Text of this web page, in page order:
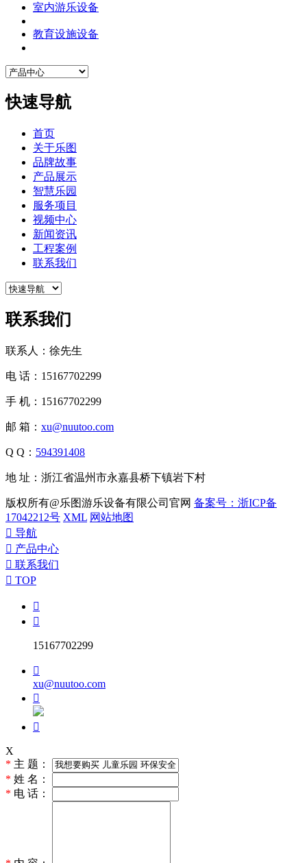
室内游乐设备
教育设施设备
快速导航
首页
关于乐图
品牌故事
产品展示
智慧乐园
服务项目
视频中心
新闻资讯
工程案例
联系我们
联系我们
联系人：徐先生
电 话：15167702299
手 机：15167702299
邮 箱： xu@nuutoo.com
Q Q： 594391408
地 址：浙江省温州市永嘉县桥下镇岩下村
版权所有@乐图游乐设备有限公司官网 备案号：浙ICP备
17042212号 XML 网站地图
 导航
 产品中心
 联系我们
 TOP


15167702299

xu@nuutoo.com


X
* 主 题：
* 姓 名：
* 电 话：